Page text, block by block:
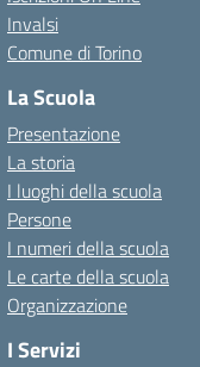
Invalsi
Comune di Torino
La Scuola
Presentazione
La storia
I luoghi della scuola
Persone
I numeri della scuola
Le carte della scuola
Organizzazione
I Servizi